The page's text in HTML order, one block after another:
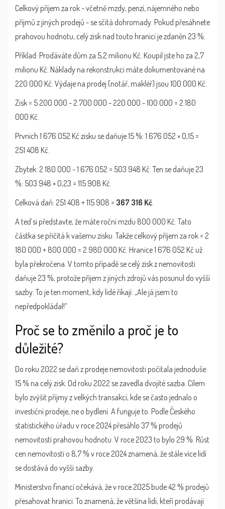
Celkový příjem za rok - včetně mzdy, penzí, nájemného nebo
příjmů z jiných prodejů - se sčítá dohromady. Pokud přesáhnete
prahovou hodnotu, celý zisk nad touto hranicí je zdaněn 23 %.
Příklad: Prodáváte dům za 5,2 milionu Kč. Koupil jste ho za 2,7
milionu Kč. Náklady na rekonstrukci máte dokumentované na
220 000 Kč. Výdaje na prodej (notář, makléř) jsou 100 000 Kč.
Zisk = 5 200 000 - 2 700 000 - 220 000 - 100 000 = 2 180
000 Kč.
Prvních 1 676 052 Kč zisku se daňuje 15 %: 1 676 052 × 0,15 =
251 408 Kč.
Zbytek: 2 180 000 - 1 676 052 = 503 948 Kč. Ten se daňuje 23
%: 503 948 × 0,23 = 115 908 Kč.
Celková daň: 251 408 + 115 908 = 367 316 Kč.
A teď si představte, že máte roční mzdu 800 000 Kč. Tato
částka se přičítá k vašemu zisku. Takže celkový příjem za rok = 2
180 000 + 800 000 = 2 980 000 Kč. Hranice 1 676 052 Kč už
byla překročena. V tomto případě se celý zisk z nemovitosti
daňuje 23 %, protože příjem z jiných zdrojů vás posunul do vyšší
sazby. To je ten moment, kdy lidé říkají: „Ale já jsem to
nepředpokládal!“
Proč se to změnilo a proč je to
důležité?
Do roku 2022 se daň z prodeje nemovitosti počítala jednoduše:
15 % na celý zisk. Od roku 2022 se zavedla dvojité sazba. Cílem
bylo zvýšit příjmy z velkých transakcí, kde se často jednalo o
investiční prodeje, ne o bydlení. A funguje to. Podle Českého
statistického úřadu v roce 2024 přesáhlo 37 % prodejů
nemovitostí prahovou hodnotu. V roce 2023 to bylo 29 %. Růst
cen nemovitostí o 8,7 % v roce 2024 znamená, že stále více lidí
se dostává do vyšší sazby.
Ministerstvo financí očekává, že v roce 2025 bude 42 % prodejů
přesahovat hranici. To znamená, že většina lidí, kteří prodávají